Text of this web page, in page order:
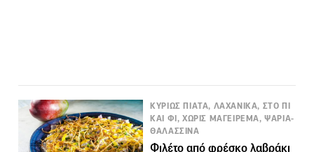
ΚΥΡΙΩΣ ΠΙΑΤΑ, ΛΑΧΑΝΙΚΑ, ΣΤΟ ΠΙ
ΚΑΙ ΦΙ, ΧΩΡΙΣ ΜΑΓΕΙΡΕΜΑ, ΨΑΡΙΑ-
ΘΑΛΑΣΣΙΝΑ
Φιλέτο από φρέσκο λαβράκι